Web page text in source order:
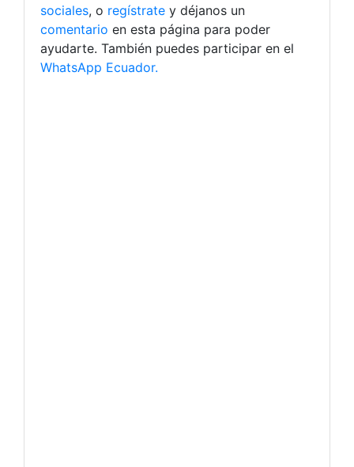
sociales, o regístrate y déjanos un
comentario en esta página para poder
ayudarte. También puedes participar en el
WhatsApp Ecuador.